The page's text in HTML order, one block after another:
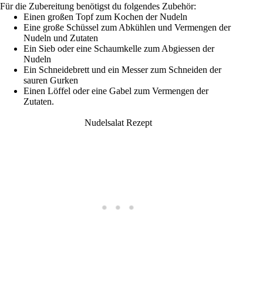
Für die Zubereitung benötigst du folgendes Zubehör:
Einen großen Topf zum Kochen der Nudeln
Eine große Schüssel zum Abkühlen und Vermengen der
Nudeln und Zutaten
Ein Sieb oder eine Schaumkelle zum Abgiessen der
Nudeln
Ein Schneidebrett und ein Messer zum Schneiden der
sauren Gurken
Einen Löffel oder eine Gabel zum Vermengen der
Zutaten.
Nudelsalat Rezept